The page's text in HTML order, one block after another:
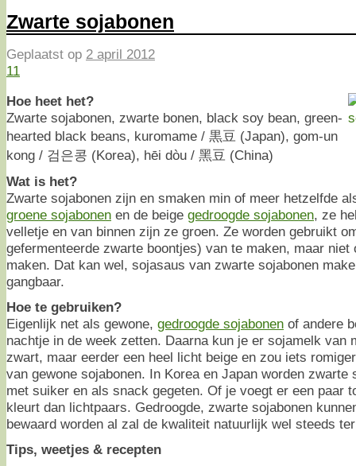
Zwarte sojabonen
Geplaatst op 2 april 2012
11
Hoe heet het?
Zwarte sojabonen, zwarte bonen, black soy bean, green-
hearted black beans, kuromame / 黒豆 (Japan), gom-un
kong / 검은콩 (Korea), hēi dòu / 黑豆 (China)
Wat is het?
Zwarte sojabonen zijn en smaken min of meer hetzelfde
groene sojabonen en de beige gedroogde sojabonen, ze
velletje en van binnen zijn ze groen. Ze worden gebruikt
gefermenteerde zwarte boontjes) van te maken, maar niet
maken. Dat kan wel, sojasaus van zwarte sojabonen
gangbaar.
Hoe te gebruiken?
Eigenlijk net als gewone, gedroogde sojabonen of andere
nachtje in de week zetten. Daarna kun je er sojamelk van
zwart, maar eerder een heel licht beige en zou iets
van gewone sojabonen. In Korea en Japan worden zwarte
met suiker en als snack gegeten. Of je voegt er een paar
kleurt dan lichtpaars. Gedroogde, zwarte sojabonen
bewaard worden al zal de kwaliteit natuurlijk wel steeds
Tips, weetjes & recepten